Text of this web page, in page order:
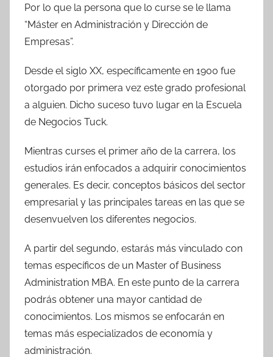
Por lo que la persona que lo curse se le llama
“Máster en Administración y Dirección de
Empresas”.
Desde el siglo XX, específicamente en 1900 fue
otorgado por primera vez este grado profesional
a alguien. Dicho suceso tuvo lugar en la Escuela
de Negocios Tuck.
Mientras curses el primer año de la carrera, los
estudios irán enfocados a adquirir conocimientos
generales. Es decir, conceptos básicos del sector
empresarial y las principales tareas en las que se
desenvuelven los diferentes negocios.
A partir del segundo, estarás más vinculado con
temas específicos de un Master of Business
Administration MBA. En este punto de la carrera
podrás obtener una mayor cantidad de
conocimientos. Los mismos se enfocarán en
temas más especializados de economía y
administración.